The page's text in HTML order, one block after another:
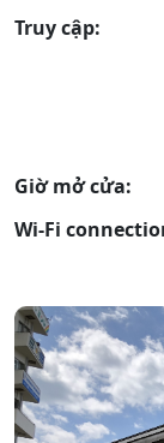
Truy cập:
Giờ mở cửa:
Wi-Fi